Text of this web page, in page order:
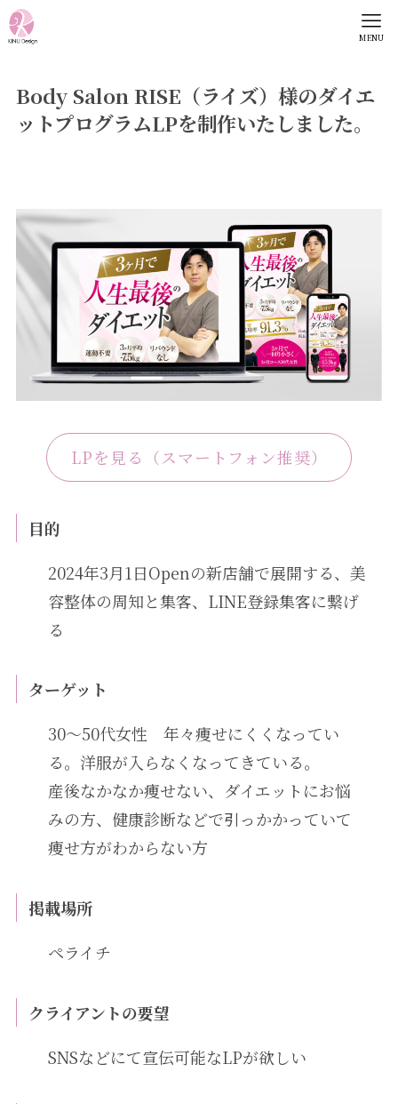
MENU
Body Salon RISE（ライズ）様のダイエ
ットプログラムLPを制作いたしました。
LPを見る（スマートフォン推奨）
目的
2024年3月1日Openの新店舗で展開する、美
容整体の周知と集客、LINE登録集客に繋げ
る
ターゲット
30〜50代女性 年々痩せにくくなってい
る。洋服が入らなくなってきている。
産後なかなか痩せない、ダイエットにお悩
みの方、健康診断などで引っかかっていて
痩せ方がわからない方
掲載場所
ペライチ
クライアントの要望
SNSなどにて宣伝可能なLPが欲しい